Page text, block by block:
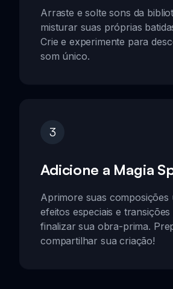
Arraste e solte sons da
misturar suas próprias
Crie e experimente para
som único.
3
Adicione a Magia
Aprimore suas composições
efeitos especiais e
finalizar sua obra-prima.
compartilhar sua criação!